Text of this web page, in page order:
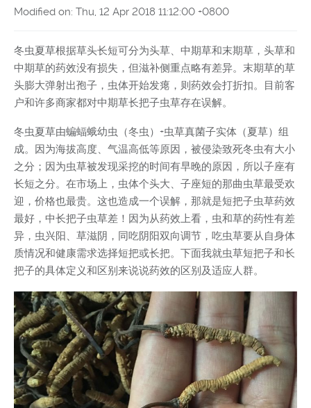
Modified on: Thu, 12 Apr 2018 11:12:00 +0800
冬虫夏草根据草头长短可分为头草、中期草和末期草，头草和
中期草的药效没有损失，但滋补侧重点略有差异。末期草的草
头膨大弹射出孢子，虫体开始发瘪，则药效会打折扣。目前客
户和许多商家都对中期草长把子虫草存在误解。
冬虫夏草由蝙蝠蛾幼虫（冬虫）+虫草真菌子实体（夏草）组
成。因为海拔高度、气温高低等原因，被侵染致死冬虫有大小
之分；因为虫草被发现采挖的时间有早晚的原因，所以子座有
长短之分。在市场上，虫体个头大、子座短的那曲虫草最受欢
迎，价格也最贵。这也造成一个误解，那就是短把子虫草药效
最好，中长把子虫草差！因为从药效上看，虫和草的药性有差
异，虫兴阳、草滋阴，同吃阴阳双向调节，吃虫草要从自身体
质情况和健康需求选择短把或长把。下面我就虫草短把子和长
把子的具体定义和区别来说说药效的区别及适应人群。